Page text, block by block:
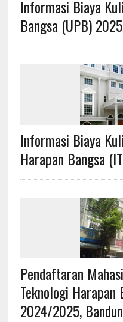
Informasi Biaya
Bangsa (UPB)
Informasi Biaya
Harapan Bangsa
Pendaftaran
Teknologi Harapan
2024/2025,